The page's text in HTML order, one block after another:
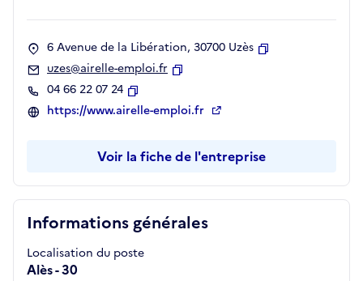
Informations générales
Localisation du poste
Alès - 30
6 Avenue de la Libération, 30700 Uzès
uzes@airelle-emploi.fr
04 66 22 07 24
Copier
https://www.airelle-emploi.fr
Voir la fiche de l'entreprise